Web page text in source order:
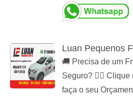
Luan Pequenos
🚚 Precisa de um
Seguro? 👉🏻
faça o seu